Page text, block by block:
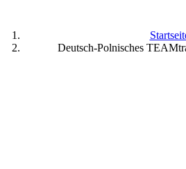
Deutsch-Polnisches